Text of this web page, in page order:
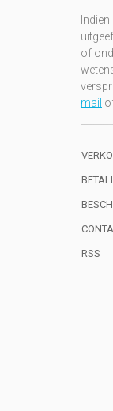
of
mail
RSS